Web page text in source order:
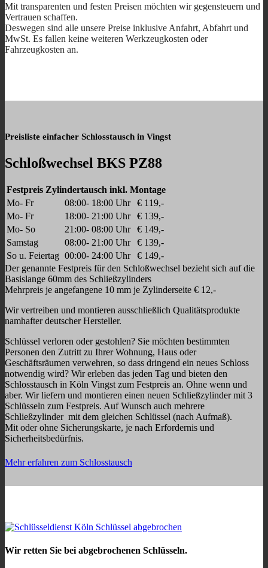
Mit transparenten und festen Preisen möchten wir gegensteuern und
Vertrauen schaffen.
Deswegen sind alle unsere Preise inklusive Anfahrt, Abfahrt und
MwSt. Es fallen keine weiteren Werkzeugkosten oder
Fahrzeugkosten an.
Preisliste einfacher Schlosstausch in Vingst
Schloßwechsel BKS PZ88
Festpreis Zylindertausch inkl. Montage
Mo- Fr
08:00- 18:00 Uhr
€ 119,-
Mo- Fr
18:00- 21:00 Uhr
€ 139,-
Mo- So
21:00- 08:00 Uhr
€ 149,-
Samstag
08:00- 21:00 Uhr
€ 139,-
So u. Feiertag 00:00- 24:00 Uhr
€ 149,-
Der genannte Festpreis für den Schloßwechsel bezieht sich auf die
Basislange 60mm des Schließzylinders
Mehrpreis je angefangene 10 mm je Zylinderseite € 12,-
Wir vertreiben und montieren ausschließlich Qualitätsprodukte
namhafter deutscher Hersteller.
Schlüssel verloren oder gestohlen? Sie möchten bestimmten
Personen den Zutritt zu Ihrer Wohnung, Haus oder
Geschäftsräumen verwehren, so dass dringend ein neues Schloss
notwendig wird? Wir erleben das jeden Tag und bieten den
Schlosstausch in Köln Vingst zum Festpreis an. Ohne wenn und
aber. Wir liefern und montieren einen neuen Schließzylinder mit 3
Schlüsseln zum Festpreis. Auf Wunsch auch mehrere
Schließzylinder mit dem gleichen Schlüssel (nach Aufmaß).
Mit oder ohne Sicherungskarte, je nach Erfordernis und
Sicherheitsbedürfnis.
Mehr erfahren zum Schlosstausch
Wir retten Sie bei abgebrochenen Schlüsseln.